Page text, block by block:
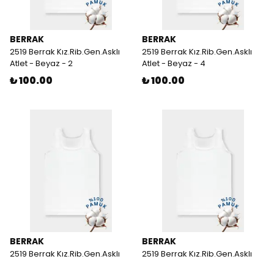
BERRAK
2519 Berrak Kız.Rib.Gen.Asklı
Atlet - Beyaz - 2
₺ 100.00
BERRAK
2519 Berrak Kız.Rib.Gen.Asklı
Atlet - Beyaz - 4
₺ 100.00
BERRAK
2519 Berrak Kız.Rib.Gen.Asklı
BERRAK
2519 Berrak Kız.Rib.Gen.Asklı